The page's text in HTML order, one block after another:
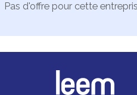
Pas d'offre pour cette